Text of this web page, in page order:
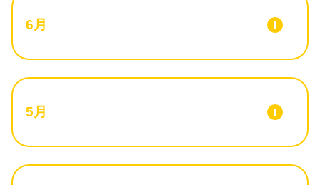
6月
5月